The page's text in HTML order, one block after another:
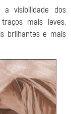
a visibilidade dos
mais leves.
brilhantes e mais